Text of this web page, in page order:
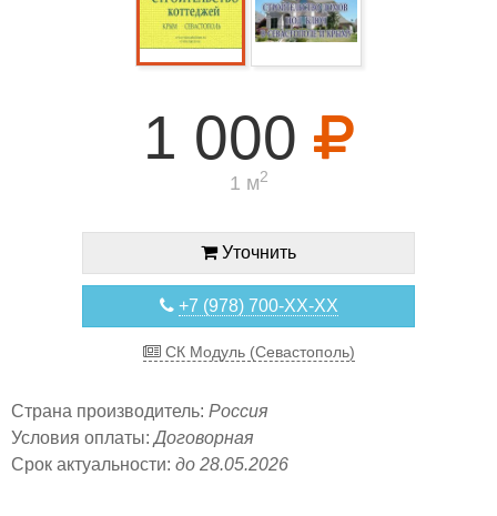
1 000
1 м2
Уточнить
+7 (978) 700-XX-XX
СК Модуль (Севастополь)
Страна производитель: Россия
Условия оплаты:Договорная
Срок актуальности: до 28.05.2026